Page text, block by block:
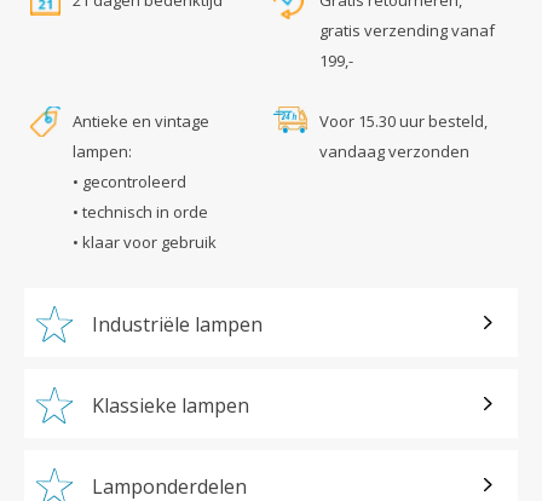
gratis verzending vanaf
199,-
Antieke en vintage
lampen:
• gecontroleerd
• technisch in orde
• klaar voor gebruik
Voor 15.30 uur besteld,
vandaag verzonden
Industriële lampen
Klassieke lampen
Lamponderdelen